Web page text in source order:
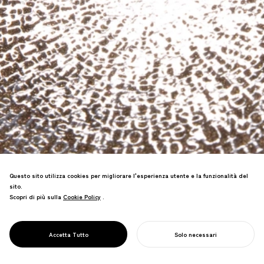
CAMPUS DI
/L'UNIVERSITÀ DI
TOKYO
la principale competizione di design
della segnaletica del Giappone.
Questo sito utilizza cookies per migliorare l'esperienza utente e la funzionalità del
sito.
Scopri di più sulla Cookie Policy
Cookie Policy .
Accetta Tutto Solo necessari